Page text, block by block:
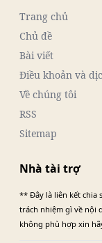
Trang chủ
Chủ đề
Bài viết
Điều khoản và
Về chúng tôi
RSS
Sitemap
Nhà tài trợ
** Đây là liên kết chia
trách nhiệm gì về nội
không phù hợp xin